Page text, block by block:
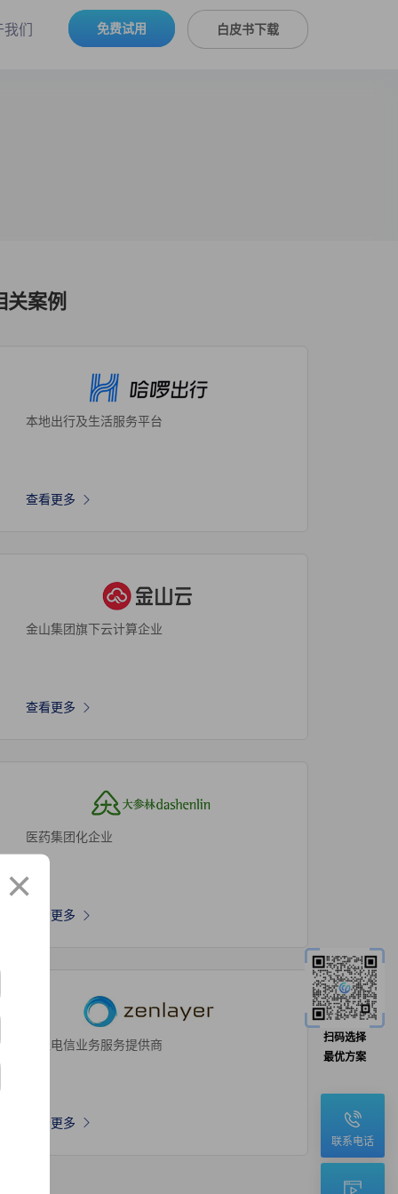
免费试用 白皮书下载
们
关案例
本地出行及生活服务平台
查看更多
金山集团旗下云计算企业
查看更多
医药集团化企业
查看更多
增值电信业务服务提供商
查看更多
×
扫码选择
最优方案
联系电话